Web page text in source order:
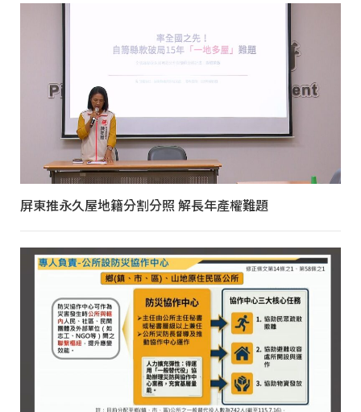
屏東推永久屋地籍分割分照 解長年產權難題